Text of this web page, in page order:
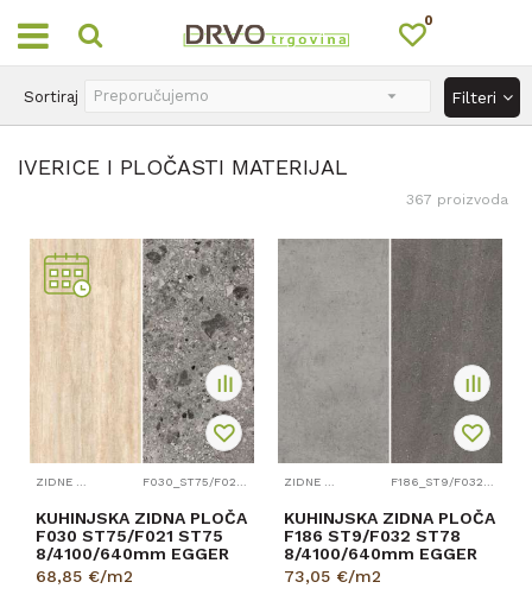
0
SIGURNO ONLINE PLAĆANJE
IVERICE I PLOČASTI MATERIJAL
Sortiraj Filteri
367 proizvoda
KUHINJSKA ZIDNA PLOČA
F030 ST75/F021 ST75
8/4100/640mm EGGER
68,85 €/m2
KUHINJSKA ZIDNA PLOČA
F186 ST9/F032 ST78
8/4100/640mm EGGER
73,05 €/m2